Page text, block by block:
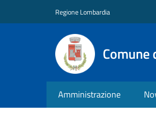
Regione Lombardia
Comune
Amministrazione